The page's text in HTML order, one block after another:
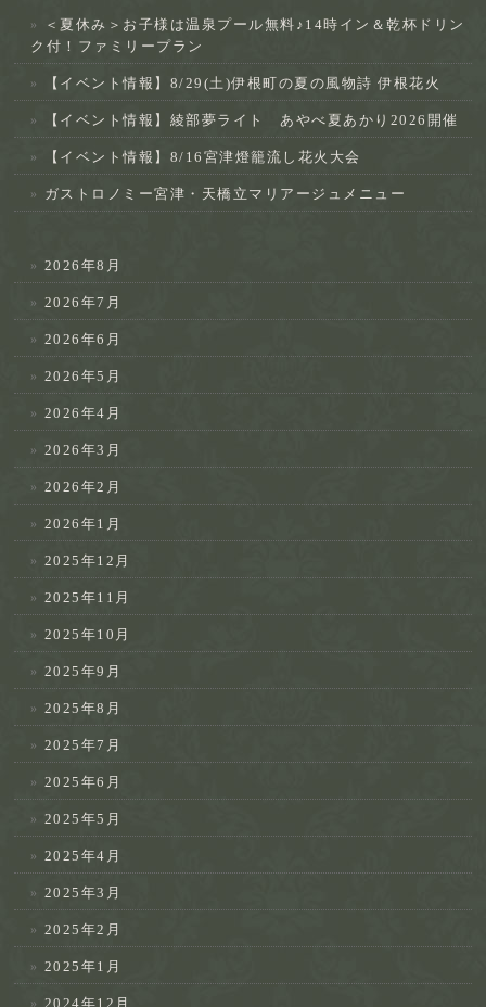
＜夏休み＞お子様は温泉プール無料♪14時イン＆乾杯ドリン
ク付！ファミリープラン
【イベント情報】8/29(土)伊根町の夏の風物詩 伊根花火
【イベント情報】綾部夢ライト あやべ夏あかり2026開催
【イベント情報】8/16宮津燈籠流し花火大会
ガストロノミー宮津・天橋立マリアージュメニュー
2026年8月
2026年7月
2026年6月
2026年5月
2026年4月
2026年3月
2026年2月
2026年1月
2025年12月
2025年11月
2025年10月
2025年9月
2025年8月
2025年7月
2025年6月
2025年5月
2025年4月
2025年3月
2025年2月
2025年1月
2024年12月